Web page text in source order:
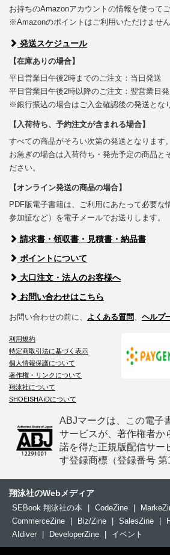
お持ちのAmazonアカウントの情報を使って
※Amazonのポイントはご利用いただけません
発送スケジュール
【在庫ありの場合】
平日営業日午後2時までのご注文：当日発送
平日営業日午後2時以降のご注文：翌営業日
※銀行振込の場合はご入金確認後の発送とな
【入荷待ち、予約注文が含まれる場合】
すべての商品がそろい次第の発送となります。
お急ぎの場合は入荷待ち・発売予定の商品と
ださい。
【オンライン発送の商品の場合】
PDF版電子書籍は、ご利用にあたって必要な
参加証など）を電子メールでお送りします。
請求書・領収書・見積書・納品書
ポイントについて
大口注文・法人のお客様へ
お問い合わせはこちら
お問い合わせの前に、 よくある質問、 ヘルプ
利用規約
特定商取引法に基づく表示
個人情報保護について
著作権・リンクについて
翔泳社について
SHOEISHA iDについて
ABJマークは、この電子
サービスが、著作権者か
諾を得た正規版配信サー
す登録商標（登録番号 第
翔泳社のWebメディア
SEBook 翔泳社の本 CodeZine
CommerceZine
Biz/Zine SalesZine
AIdiver
DeveloperZine イベント